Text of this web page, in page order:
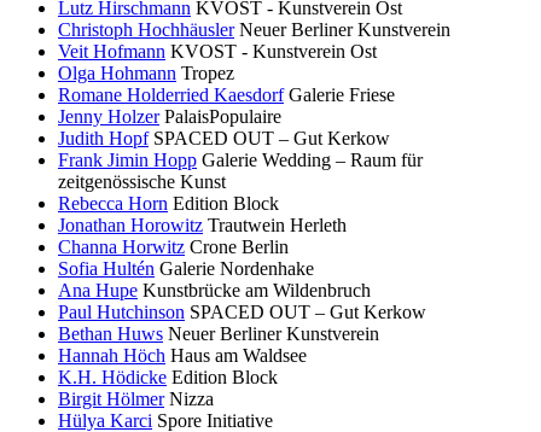
Lutz Hirschmann KVOST - Kunstverein Ost
Christoph Hochhäusler Neuer Berliner Kunstverein
Veit Hofmann KVOST - Kunstverein Ost
Olga Hohmann Tropez
Romane Holderried Kaesdorf Galerie Friese
Jenny Holzer PalaisPopulaire
Judith Hopf SPACED OUT – Gut Kerkow
Frank Jimin Hopp Galerie Wedding – Raum für
zeitgenössische Kunst
Rebecca Horn Edition Block
Jonathan Horowitz Trautwein Herleth
Channa Horwitz Crone Berlin
Sofia Hultén Galerie Nordenhake
Ana Hupe Kunstbrücke am Wildenbruch
Paul Hutchinson SPACED OUT – Gut Kerkow
Bethan Huws Neuer Berliner Kunstverein
Hannah Höch Haus am Waldsee
K.H. Hödicke Edition Block
Birgit Hölmer Nizza
Hülya Karci Spore Initiative